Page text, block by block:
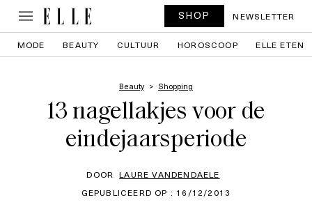
SHOP NEWSLETTER
MODE BEAUTY CULTUUR HOROSCOOP ELLE ETEN
Beauty Shopping
13 nagellakjes voor de
eindejaarsperiode
DOOR LAURE VANDENDAELE
GEPUBLICEERD OP : 16/12/2013